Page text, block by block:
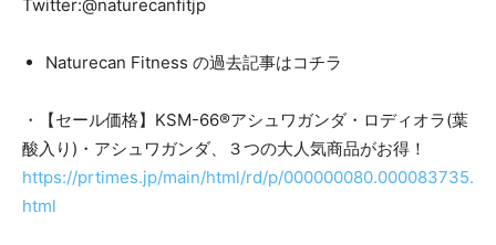
Twitter:@naturecanfitjp
Naturecan Fitness の過去記事はコチラ
・【セール価格】KSM-66®アシュワガンダ・ロディオラ(葉
酸入り)・アシュワガンダ、３つの大人気商品がお得！
https://prtimes.jp/main/html/rd/p/000000080.000083735.
html